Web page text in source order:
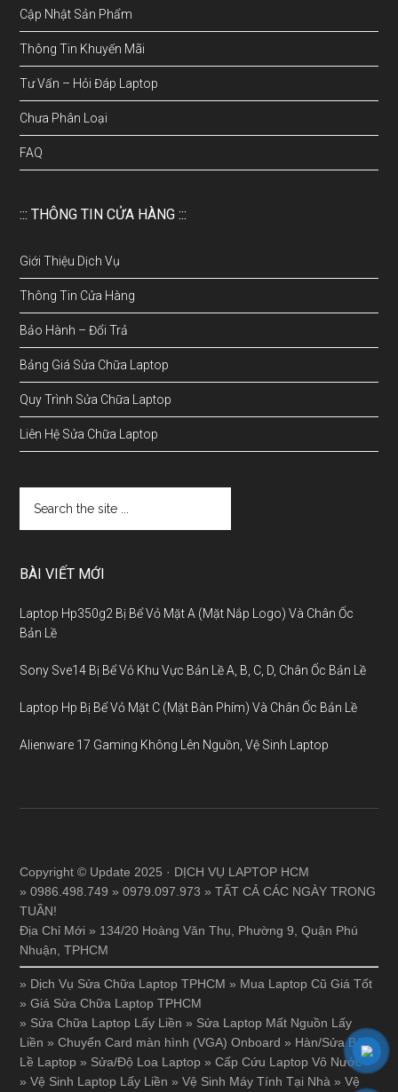
Cập Nhật Sản Phẩm
Thông Tin Khuyến Mãi
Tư Vấn – Hỏi Đáp Laptop
Chưa Phân Loại
FAQ
::: THÔNG TIN CỬA HÀNG :::
Giới Thiệu Dịch Vụ
Thông Tin Cửa Hàng
Bảo Hành – Đổi Trả
Bảng Giá Sửa Chữa Laptop
Quy Trình Sửa Chữa Laptop
Liên Hệ Sửa Chữa Laptop
BÀI VIẾT MỚI
Laptop Hp350g2 Bị Bể Vỏ Mặt A (Mặt Nắp Logo) Và Chân Ốc
Bản Lề
Sony Sve14 Bị Bể Vỏ Khu Vực Bản Lề A, B, C, D, Chân Ốc Bản Lề
Laptop Hp Bị Bể Vỏ Mặt C (Mặt Bàn Phím) Và Chân Ốc Bản Lề
Alienware 17 Gaming Không Lên Nguồn, Vệ Sinh Laptop
Copyright © Update 2025 · DỊCH VỤ LAPTOP HCM
» 0986.498.749 » 0979.097.973 » TẤT CẢ CÁC NGÀY TRONG
TUẦN!
Địa Chỉ Mới » 134/20 Hoàng Văn Thụ, Phường 9, Quận Phú
Nhuận, TPHCM
» Dịch Vụ Sửa Chữa Laptop TPHCM » Mua Laptop Cũ Giá Tốt
»Giá Sửa Chữa Laptop TPHCM
» Sửa Chữa Laptop Lấy Liền » Sửa Laptop Mất Nguồn Lấy
Liền »Chuyển Card màn hình (VGA) Onboard » Hàn/Sửa Bản
Lề Laptop » Sửa/Độ Loa Laptop »Cấp Cứu Laptop Vô Nước
»Vệ Sinh Laptop Lấy Liền »Vệ Sinh Máy Tính Tại Nhà »Vệ